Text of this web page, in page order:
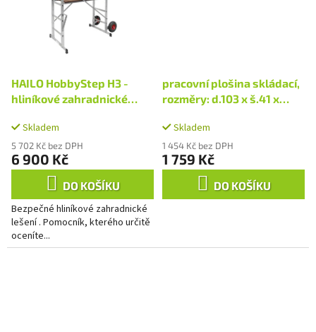
HAILO HobbyStep H3 -
hliníkové zahradnické
Skladem
5 702 Kč bez DPH
6 900 Kč
DO KOŠÍKU
Bezpečné hliníkové zahradnické
lešení . Pomocník, kterého určitě
oceníte...
pracovní plošina skládací,
rozměry: d.103 x š.41 x
Skladem
1 454 Kč bez DPH
1 759 Kč
DO KOŠÍKU